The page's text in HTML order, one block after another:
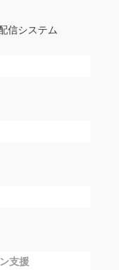
信システム
支援